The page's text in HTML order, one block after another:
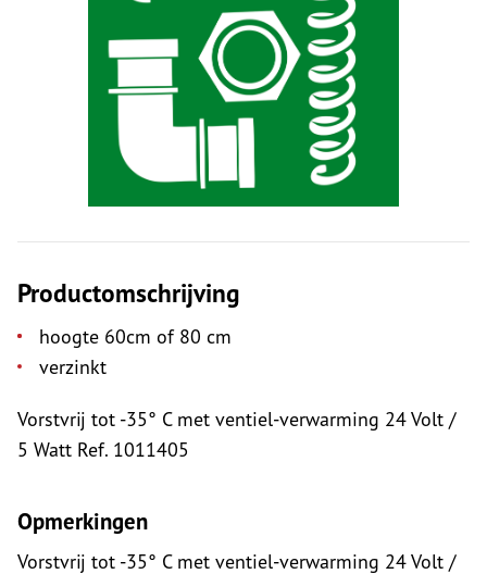
Productomschrijving
hoogte 60cm of 80 cm
verzinkt
Vorstvrij tot -35° C met ventiel-verwarming 24 Volt /
5 Watt Ref. 1011405
Opmerkingen
Vorstvrij tot -35° C met ventiel-verwarming 24 Volt /